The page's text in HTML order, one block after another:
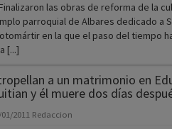
las obras de reforma de la
parroquial de Albares dedicado a
en la que el paso del tiempo
[...]
a un matrimonio en
y él muere dos días
2011 Redaccion